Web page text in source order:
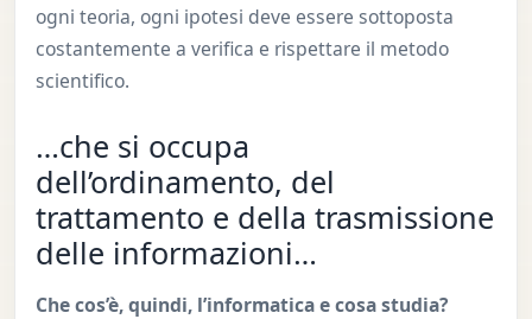
ogni teoria, ogni ipotesi deve essere sottoposta
costantemente a verifica e rispettare il metodo
scientifico.
…che si occupa
dell’ordinamento, del
trattamento e della trasmissione
delle informazioni…
Che cos’è, quindi, l’informatica e cosa studia?